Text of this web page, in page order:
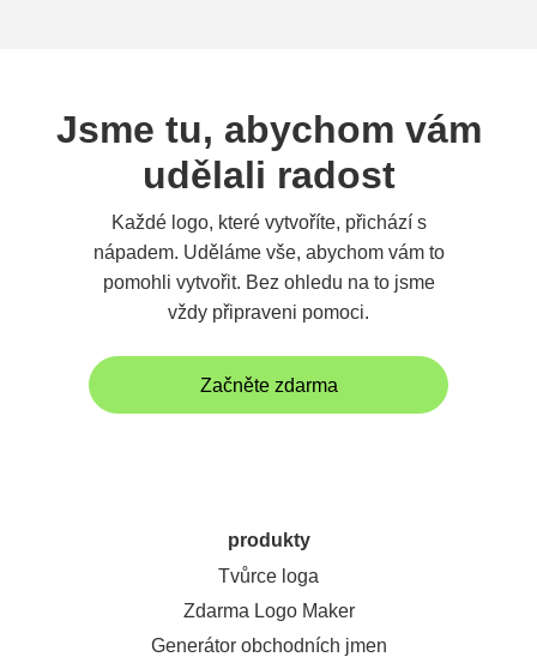
Jsme tu, abychom vám
udělali radost
Každé logo, které vytvoříte, přichází s
nápadem. Uděláme vše, abychom vám to
pomohli vytvořit. Bez ohledu na to jsme
vždy připraveni pomoci.
Začněte zdarma
produkty
Tvůrce loga
Zdarma Logo Maker
Generátor obchodních jmen